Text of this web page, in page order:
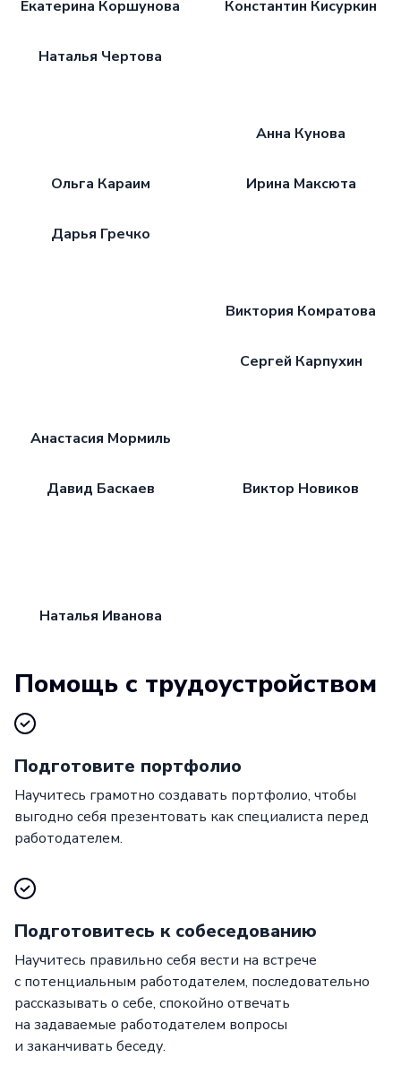
Екатерина Коршунова Константин Кисуркин
Наталья Чертова
Анна Кунова
Ольга Караим Ирина Максюта
Дарья Гречко
Виктория Комратова
Анастасия Мормиль
Сергей Карпухин
Давид Баскаев Виктор Новиков
Наталья Иванова
Помощь с трудоустройством
Подготовите портфолио
Научитесь грамотно создавать портфолио, чтобы
выгодно себя презентовать как специалиста перед
работодателем.
Подготовитесь к собеседованию
Научитесь правильно себя вести на встрече
с потенциальным работодателем, последовательно
рассказывать о себе, спокойно отвечать
на задаваемые работодателем вопросы
и заканчивать беседу.